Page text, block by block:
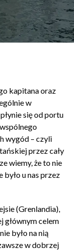
kapitana oraz
w
się od portu
wygód – czyli
przez cały
wiemy, że to nie
u nas przez
(Grenlandia),
głównym celem
było na nią
w dobrzej